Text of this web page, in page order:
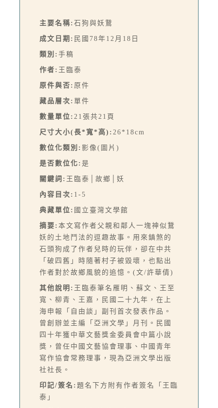
主要名稱: 石狗與妖鵞
成文日期: 民國78年12月18日
類別: 手稿
作者: 王臨泰
原件與否: 原件
藏品層次: 單件
數量單位: 21張共21頁
尺寸大小(長*寬*高): 26*18cm
數位化類別: 影像(圖片)
是否數位化: 是
關鍵詞: 王臨泰│故鄉│妖
內容目次: 1-5
典藏單位: 國立臺灣文學館
摘要: 本文寫作者父親和鄰人一塊神似鵞
妖的土地鬥法的逗趣故事。用來鎮煞的
石頭狗成了作者兒時的玩伴，卻在中共
「破四舊」時隨著村子被毀壞，也點出
作者對於故鄉風貌的追憶。(文/許華倩)
其他說明: 王臨泰筆名雁明、蘇文、王至
寬、柳青、王嘉，民國二十九年，在上
海申報「自由談」副刊首次發表作品。
曾創辦並主編「亞洲文學」月刊。民國
四十年獲中華文藝獎金委員會中篇小說
獎，曾任中國文藝協會理事、中國青年
寫作協會常務理事，現為亞洲文學出版
社社長。
印記/簽名: 題名下方附有作者簽名「王臨
泰」